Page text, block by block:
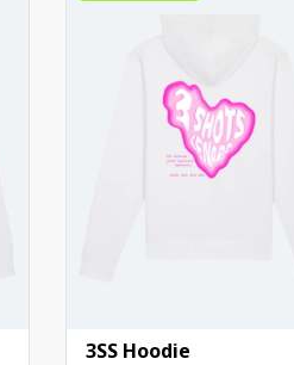
3SS Hoodie